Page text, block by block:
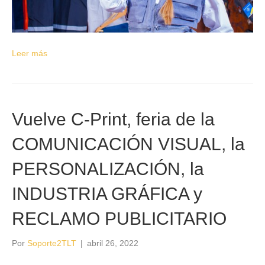
Leer más
Vuelve C-Print, feria de la
COMUNICACIÓN VISUAL, la
PERSONALIZACIÓN, la
INDUSTRIA GRÁFICA y
RECLAMO PUBLICITARIO
Por Soporte2TLT | abril 26, 2022